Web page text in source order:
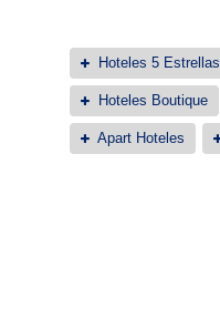
Hoteles 5 Estrellas
Hoteles Boutique
Apart Hoteles